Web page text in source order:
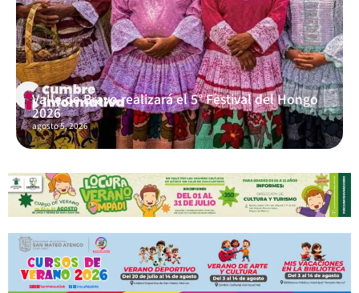
Valle de Bravo realizará el 5° Festival del Hongo
2026
agosto 5, 2026